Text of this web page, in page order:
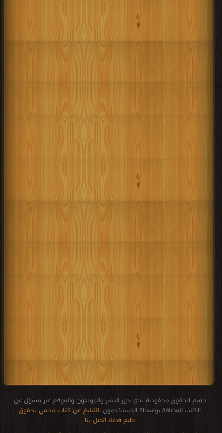
جميع الحقوق محفوظة لدى دور النشر والمؤلفون والموقع غير مسؤل عن
الكتب المضافة بواسطة المستخدمون. للتبليغ عن كتاب محمي بحقوق
طبع فضلا اتصل بنا